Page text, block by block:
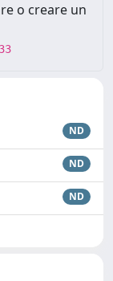
o creare un
ND
ND
ND